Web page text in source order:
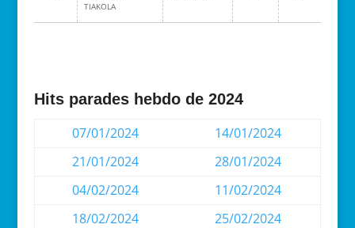
TIAKOLA
Hits parades hebdo de 2024
07/01/2024
14/01/2024
21/01/2024
28/01/2024
04/02/2024
11/02/2024
18/02/2024
25/02/2024